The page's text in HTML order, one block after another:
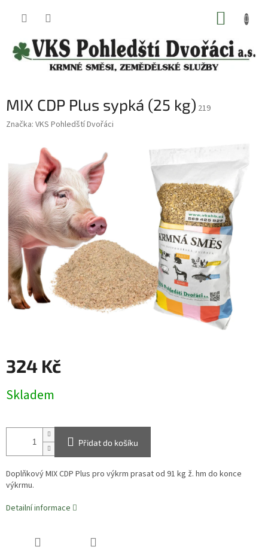
MIX CDP Plus sypká (25 kg) 219
Značka: VKS Pohledští Dvořáci
324 Kč
cena:
Skladem
Přidat do košíku
Doplňkový MIX CDP Plus pro výkrm prasat od 91 kg ž. hm do konce
výkrmu.
Detailní informace